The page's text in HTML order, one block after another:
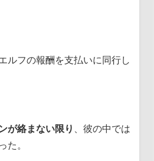
ルフの報酬を支払いに同行し
が絡まない限り
、彼の中では
た。